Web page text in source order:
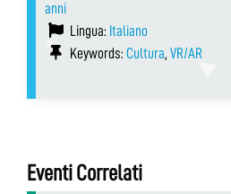
anni
Lingua: Italiano
Keywords: Cultura, VR/AR
Eventi Correlati